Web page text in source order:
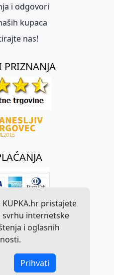
pristajete
svrhu internetske
i oglasnih
Prihvati
i odgovori
kupaca
nas!
PRIZNANJA